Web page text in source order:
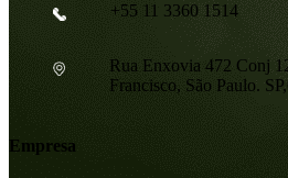
+55 11 3360 1514
Rua Enxovia 472 Conj
Francisco, São Paulo.
Empresa